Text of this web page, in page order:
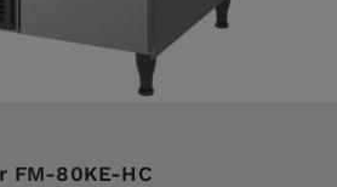
FM-80KE-HC